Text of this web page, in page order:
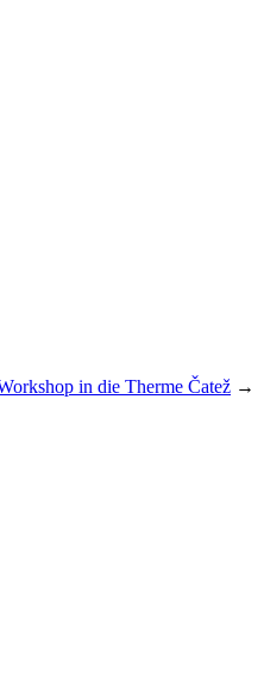
in die Therme Čatež →